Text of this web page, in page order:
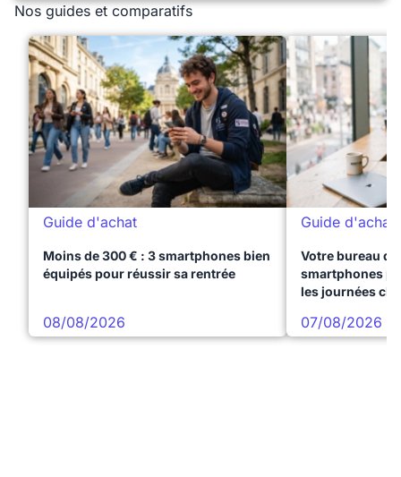
Nos guides et comparatifs
Guide d'achat
Moins de 300 € : 3 smartphones bien
équipés pour réussir sa rentrée
08/08/2026
Guide d'achat
Votre bureau
smartphones
les journées
07/08/2026